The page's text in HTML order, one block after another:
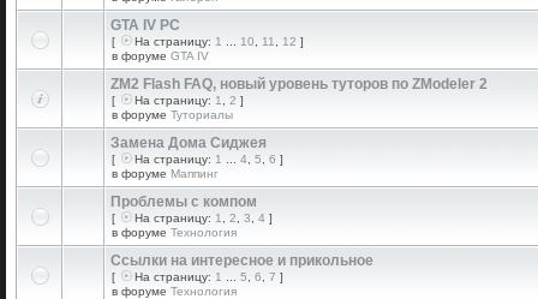
GTA IV PC
[ На страницу: 1 10 11 12 ]
в форуме GTA IV
ZM2 Flash FAQ, новый уровень туторов по ZModeler 2
[ На страницу: 1 2 ]
в форуме Туториалы
Замена Дома Сиджея
[ На страницу: 1 4 5 6 ]
в форуме Маппинг
Проблемы с компом
[ На страницу: 1 2 3 4 ]
в форуме Технология
Ссылки на интересное и прикольное
[ На страницу: 1 5 6 7 ]
в форуме Технология